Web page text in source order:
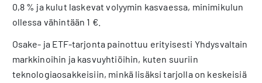
0,8 % ja kulut laskevat volyymin kasvaessa, minimikulun
ollessa vähintään 1 €.
Osake- ja ETF-tarjonta painottuu erityisesti Yhdysvaltain
markkinoihin ja kasvuyhtiöihin, kuten suuriin
teknologiaosakkeisiin, minkä lisäksi tarjolla on keskeisiä